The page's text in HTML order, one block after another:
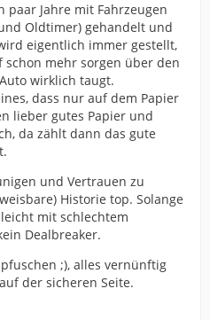
paar Jahre mit Fahrzeugen
Oldtimer) gehandelt und
eigentlich immer gestellt,
schon mehr sorgen über den
wirklich taugt.
dass nur auf dem Papier
lieber gutes Papier und
da zählt dann das gute
und Vertrauen zu
Historie top. Solange
mit schlechtem
Dealbreaker.
;), alles vernünftig
der sicheren Seite.